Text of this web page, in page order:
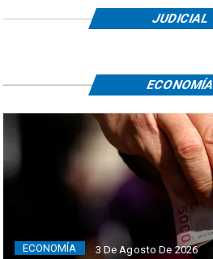
JUDICIAL
ECONOMÍA 3 De Agosto De 2026
ECONOMÍA